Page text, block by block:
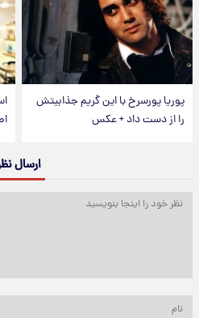
پوریا پورسرخ با این گریم جذابیتش
را از دست داد + عکس
ارسال